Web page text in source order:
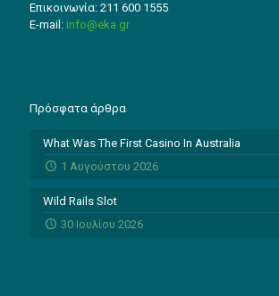
Επικοινωνία: 211 600 1555
E-mail: info@eka.gr
Πρόσφατα άρθρα
What Was The First Casino In Australia
1 Αυγούστου 2026
Wild Rails Slot
30 Ιουλίου 2026